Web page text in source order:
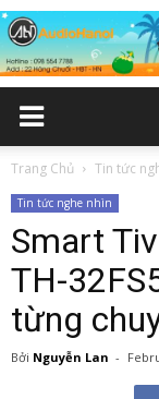
Trang Chủ Tin tức
Tin tức nghe nhìn
Smart
TH-
từng
Bởi Nguyễn Lan -